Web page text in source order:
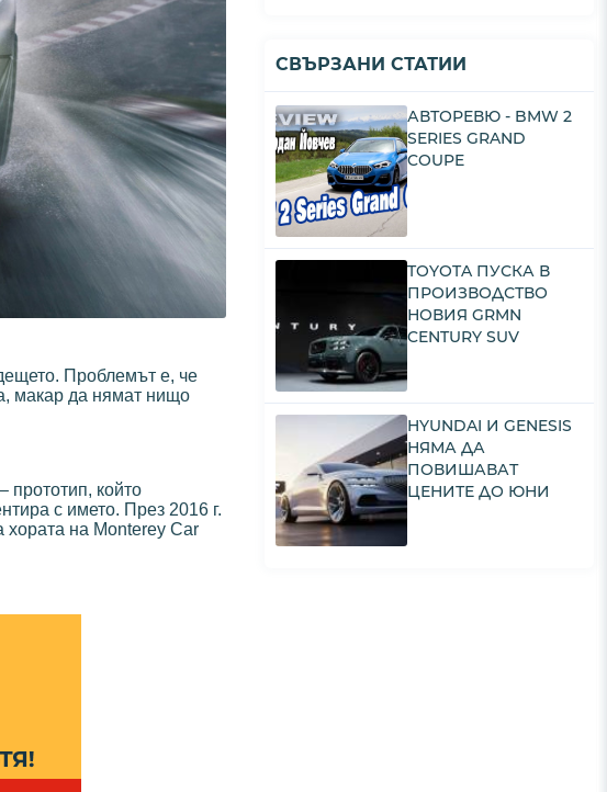
Проблемът е, че
макар да нямат нищо
прототип, който
с името. През 2016 г.
хората на Monterey Car
СВЪРЗАНИ СТАТИИ
АВТОРЕВЮ - BMW 2
SERIES GRAND
COUPE
TOYOTA ПУСКА В
ПРОИЗВОДСТВО
НОВИЯ GRMN
CENTURY SUV
HYUNDAI И GENESIS
НЯМА ДА
ПОВИШАВАТ
ЦЕНИТЕ ДО ЮНИ